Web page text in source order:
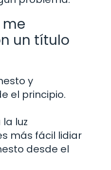
me
un título
y
el principio.
luz
más fácil lidiar
desde el